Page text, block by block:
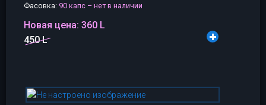
Фасовка: 90 капс – нет в наличии
Новая цена: 360 L
450 L